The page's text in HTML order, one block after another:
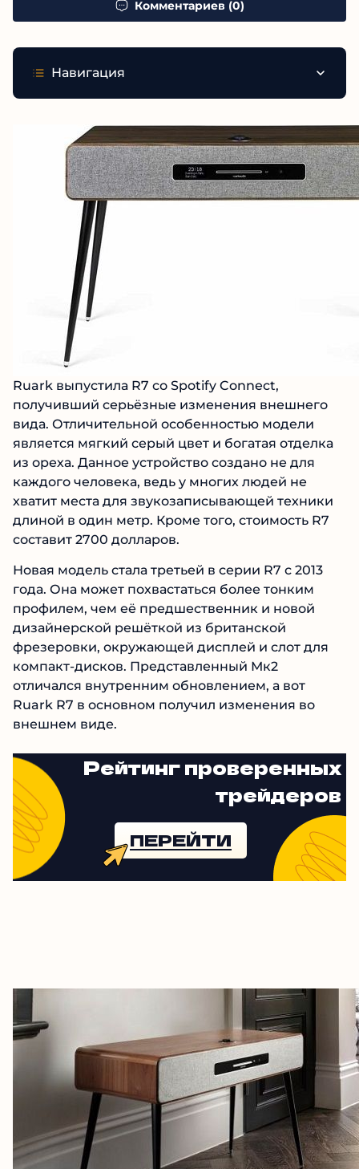
Комментариев (0)
Навигация
Ruark выпустила R7 со Spotify Connect,
получивший серьёзные изменения внешнего
вида. Отличительной особенностью модели
является мягкий серый цвет и богатая отделка
из ореха. Данное устройство создано не для
каждого человека, ведь у многих людей не
хватит места для звукозаписывающей техники
длиной в один метр. Кроме того, стоимость R7
составит 2700 долларов.
Новая модель стала третьей в серии R7 с 2013
года. Она может похвастаться более тонким
профилем, чем её предшественник и новой
дизайнерской решёткой из британской
фрезеровки, окружающей дисплей и слот для
компакт-дисков. Представленный Мк2
отличался внутренним обновлением, а вот
Ruark R7 в основном получил изменения во
внешнем виде.
Рейтинг проверенных
трейдеров
ПЕРЕЙТИ